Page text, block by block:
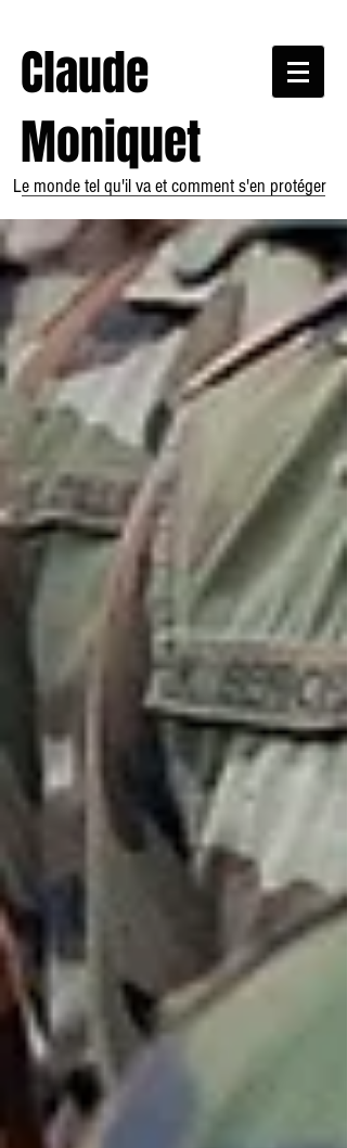
Claude
Moniquet
Le monde tel qu'il va et comment s'en protéger